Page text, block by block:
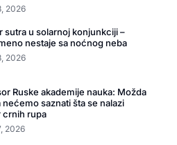
2026
sutra u solarnoj konjunkciji –
nestaje sa noćnog neba
2026
Ruske akademije nauka: Možda
nećemo saznati šta se nalazi
crnih rupa
2026